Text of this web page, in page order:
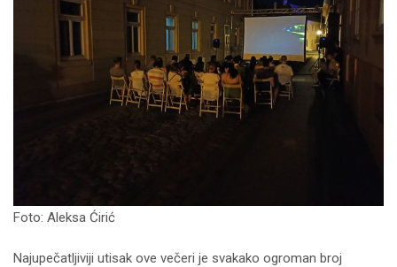
Foto: Aleksa Ćirić
Najupečatljiviji utisak ove večeri je svakako ogroman broj